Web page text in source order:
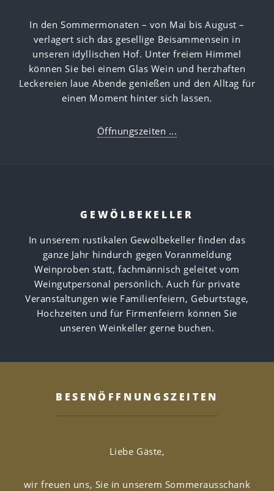
In den Sommermonaten – von Mai bis August –
verlagert sich das gesellige Beisammensein in
unseren idyllischen Hof. Unter freiem Himmel
können Sie bei einem Glas Wein und herzhaften
Leckereien laue Abende genießen und den Alltag für
einen Moment hinter sich lassen.
Öffnungszeiten ...
GEWÖLBEKELLER
In unserem rustikalen Gewölbekeller finden das
ganze Jahr hindurch gegen Voranmeldung
Weinproben statt, fachmännisch geleitet vom
Weingutpersonal persönlich. Auch für private
Veranstaltungen wie Familienfeiern, Geburtstage,
Hochzeiten und für Firmenfeiern können Sie
unseren Weinkeller gerne buchen.
BESENÖFFNUNGSZEITEN
Liebe Gäste,
wir freuen uns, Sie in unserem Sommerausschank